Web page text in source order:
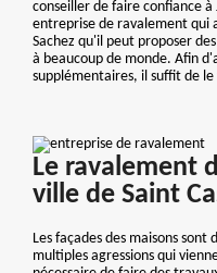
conseiller de faire confiance
entreprise de ravalement qui
Sachez qu'il peut proposer
à beaucoup de monde. Afin
supplémentaires, il suffit de
Le ravalement
ville de Saint
Les façades des maisons
multiples agressions qui